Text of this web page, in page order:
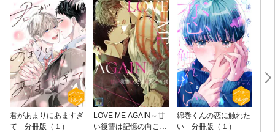
君があまりにあますぎ
て 分冊版（１）
LOVE ME AGAIN～甘
い復讐は記憶の向こう
綿巻くんの恋に触れた
い 分冊版（１）
悪